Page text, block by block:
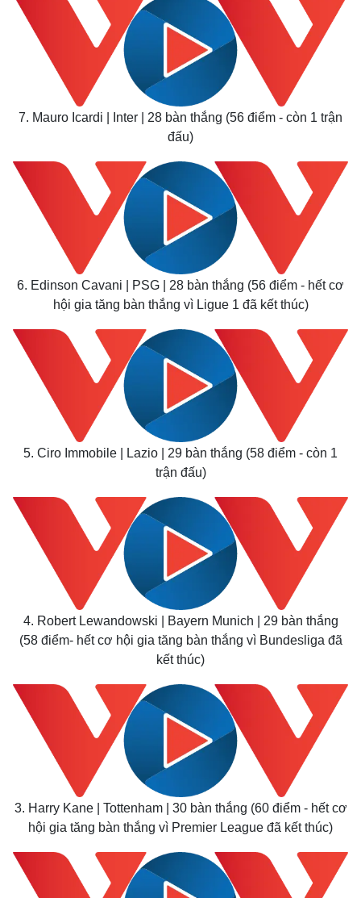
Kinh tế
Bất động sản
Khởi nghiệp
Thị trường
Giá vàng
Tiêu dùng
7. Mauro Icardi | Inter | 28 bàn thắng (56 điểm - còn 1 trận
đấu)
6. Edinson Cavani | PSG | 28 bàn thắng (56 điểm - hết cơ
hội gia tăng bàn thắng vì Ligue 1 đã kết thúc)
5. Ciro Immobile | Lazio | 29 bàn thắng (58 điểm - còn 1
trận đấu)
4. Robert Lewandowski | Bayern Munich | 29 bàn thắng
(58 điểm- hết cơ hội gia tăng bàn thắng vì Bundesliga đã
kết thúc)
3. Harry Kane | Tottenham | 30 bàn thắng (60 điểm - hết cơ
hội gia tăng bàn thắng vì Premier League đã kết thúc)